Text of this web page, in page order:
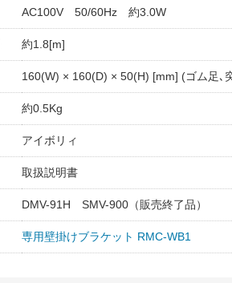
AC100V 50/60Hz 約3.0W
約1.8[m]
160(W) × 160(D) × 50(H) [mm] (ゴム足､
約0.5Kg
アイボリィ
取扱説明書
DMV-91H SMV-900（販売終了品）
専用壁掛けブラケット RMC-WB1